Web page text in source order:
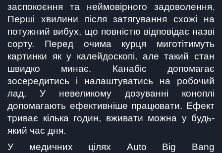
заспокоєння та неймовірного задоволення.
Перші хвилини після затягування схожі на
потужний вибух, що повністю відповідає назві
сорту. Перед очима курця миготітимуть
картинки як у калейдоскопі, але такий стан
швидко минає. Канабіс допомагає
зосередитись і налаштуватись на робочий
лад. У невеликому дозуванні коноплі
допомагають ефективніше працювати. Ефект
триває кілька годин, вживати можна у будь-
який час дня.
У медичних цілях Auto Big Bang